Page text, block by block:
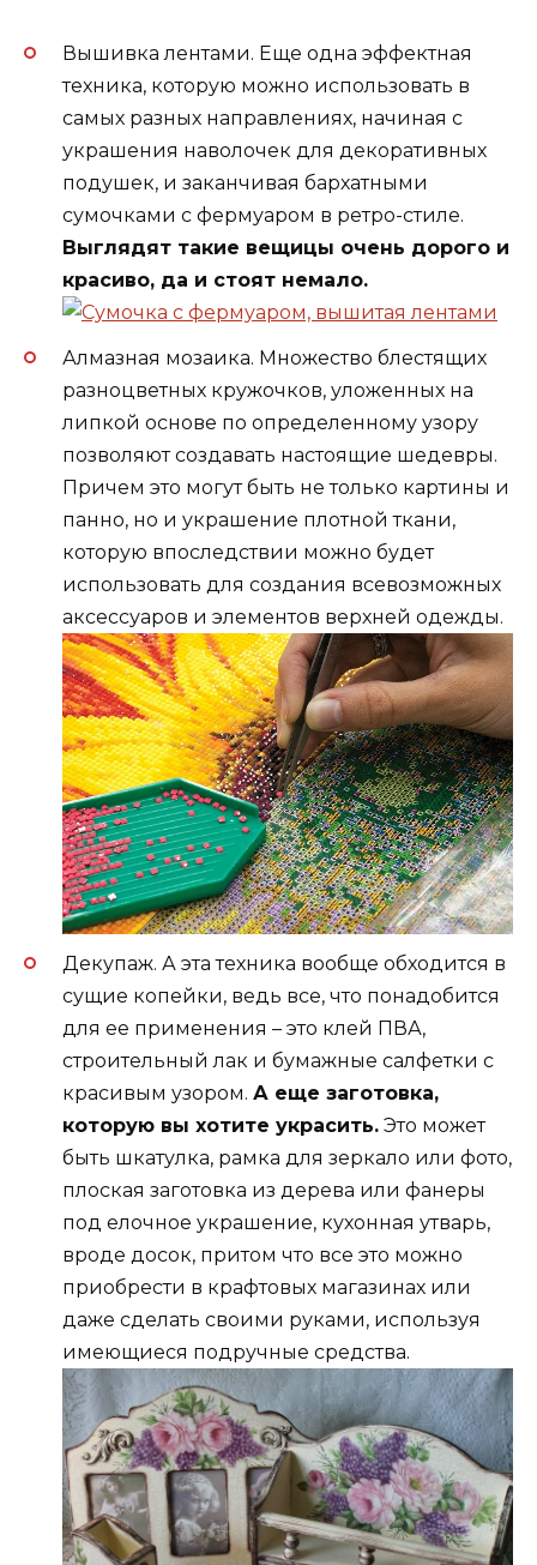
Вышивка лентами. Еще одна эффектная
техника, которую можно использовать в
самых разных направлениях, начиная с
украшения наволочек для декоративных
подушек, и заканчивая бархатными
сумочками с фермуаром в ретро-стиле.
Выглядят такие вещицы очень дорого и
красиво, да и стоят немало.
Алмазная мозаика. Множество блестящих
разноцветных кружочков, уложенных на
липкой основе по определенному узору
позволяют создавать настоящие шедевры.
Причем это могут быть не только картины и
панно, но и украшение плотной ткани,
которую впоследствии можно будет
использовать для создания всевозможных
аксессуаров и элементов верхней одежды.
Декупаж. А эта техника вообще обходится в
сущие копейки, ведь все, что понадобится
для ее применения – это клей ПВА,
строительный лак и бумажные салфетки с
красивым узором. А еще заготовка,
которую вы хотите украсить. Это может
быть шкатулка, рамка для зеркало или фото,
плоская заготовка из дерева или фанеры
под елочное украшение, кухонная утварь,
вроде досок, притом что все это можно
приобрести в крафтовых магазинах или
даже сделать своими руками, используя
имеющиеся подручные средства.